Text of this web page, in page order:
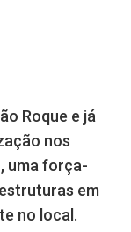
Roque e já
nos
uma força-
em
no local.